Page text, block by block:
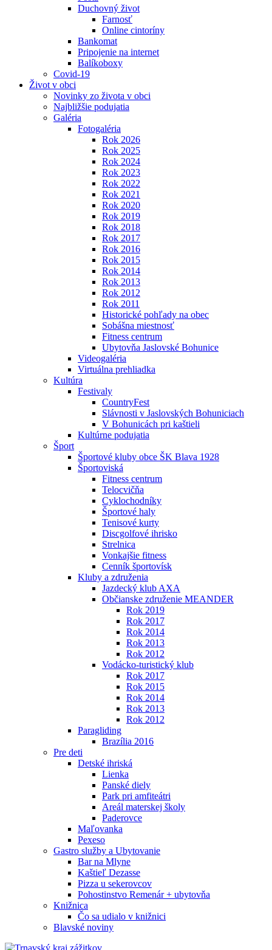
Duchovný život
Farnosť
Online cintoríny
Bankomat
Pripojenie na internet
Balíkoboxy
Covid-19
Život v obci
Novinky zo života v obci
Najbližšie podujatia
Galéria
Fotogaléria
Rok 2026
Rok 2025
Rok 2024
Rok 2023
Rok 2022
Rok 2021
Rok 2020
Rok 2019
Rok 2018
Rok 2017
Rok 2016
Rok 2015
Rok 2014
Rok 2013
Rok 2012
Rok 2011
Historické pohľady na obec
Sobášna miestnosť
Fitness centrum
Ubytovňa Jaslovské Bohunice
Videogaléria
Virtuálna prehliadka
Kultúra
Festivaly
CountryFest
Slávnosti v Jaslovských Bohuniciach
V Bohunicách pri kaštieli
Kultúrne podujatia
Šport
Športové kluby obce ŠK Blava 1928
Športoviská
Fitness centrum
Telocvičňa
Cyklochodníky
Športové haly
Tenisové kurty
Discgolfové ihrisko
Strelnica
Vonkajšie fitness
Cenník športovísk
Kluby a združenia
Jazdecký klub AXA
Občianske združenie MEANDER
Rok 2019
Rok 2017
Rok 2014
Rok 2013
Rok 2012
Vodácko-turistický klub
Rok 2017
Rok 2015
Rok 2014
Rok 2013
Rok 2012
Paragliding
Brazília 2016
Pre deti
Detské ihriská
Lienka
Panské diely
Park pri amfiteátri
Areál materskej školy
Paderovce
Maľovanka
Pexeso
Gastro služby a Ubytovanie
Bar na Mlyne
Kaštieľ Dezasse
Pizza u sekerovcov
Pohostinstvo Remenár + ubytovňa
Knižnica
Čo sa udialo v knižnici
Blavské noviny